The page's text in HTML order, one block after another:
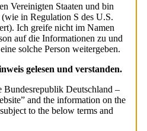
Vereinigten Staaten und bin
in Regulation S des U.S.
Ich greife nicht im Namen
auf die Informationen zu und
solche Person weitergeben.
gelesen und verstanden.
Bundesrepublik Deutschland –
and the information on the
to the below terms and